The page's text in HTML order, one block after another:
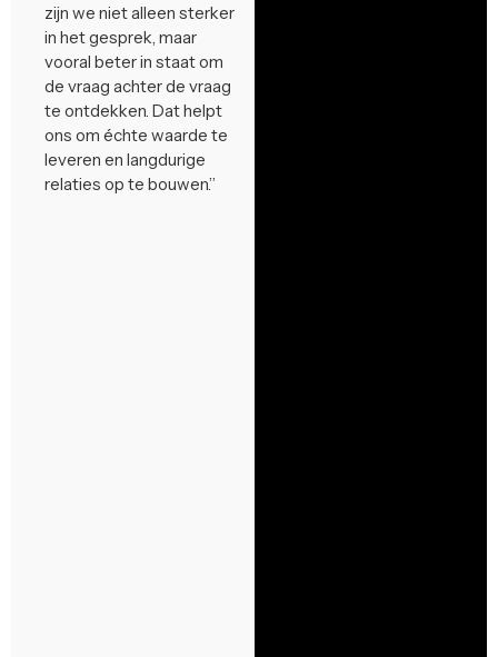
zijn we niet alleen sterker
in het gesprek, maar
vooral beter in staat om
de vraag achter de vraag
te ontdekken. Dat helpt
ons om échte waarde te
leveren en langdurige
relaties op te bouwen.”